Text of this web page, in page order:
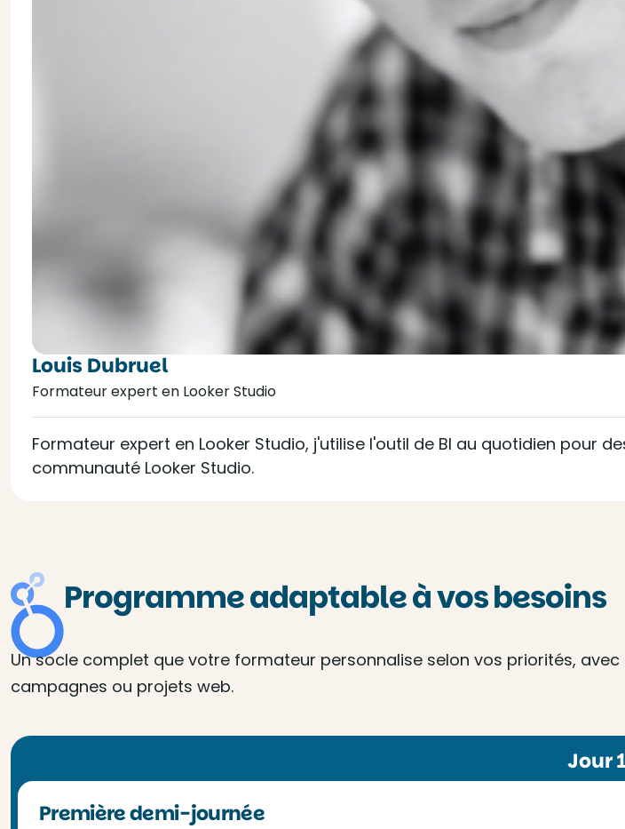
Louis Dubruel
Formateur expert en Looker Studio
Formateur expert en Looker Studio, j'utilise l'outil de BI au quotidien pour
communauté Looker Studio.
Programme adaptable à vos besoins
Un socle complet que votre formateur personnalise selon vos priorités,
campagnes ou projets web.
Jour
Première demi-journée